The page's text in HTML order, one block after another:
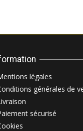
légales
générales de
sécurisé